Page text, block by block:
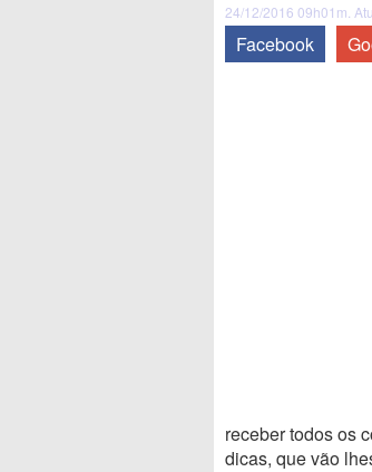
24/12/2016 09h01m.
Facebook
receber todos os
dicas, que vão